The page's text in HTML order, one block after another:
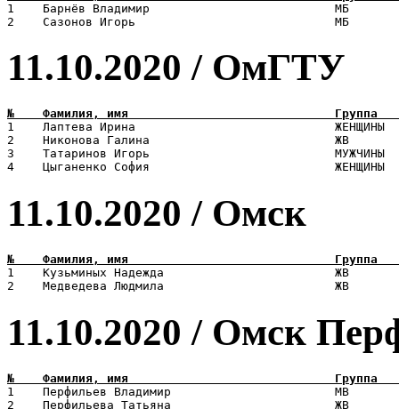
1    Барнёв Владимир                          МБ
11.10.2020 / ОмГТУ
1    Лаптева Ирина
2    Никонова Галина                          ЖВ
3    Татаринов Игорь
11.10.2020 / Омск
1    Кузьминых Надежда                        ЖВ
11.10.2020 / Омск
1    Перфильев Владимир                       МВ